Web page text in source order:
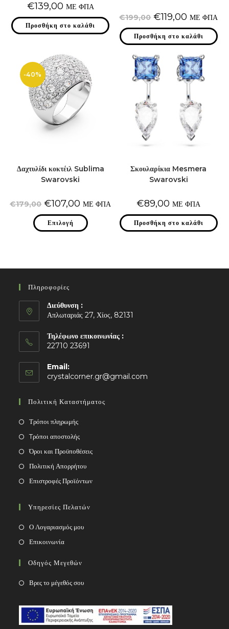
€139,00 ΜΕ ΦΠΑ
Προσθήκη στο καλάθι
€199,00 Original
price
was:
€199,00.
€119,00 Η
τρέχουσα
τιμή
είναι:
€119,00.
ΜΕ ΦΠΑ
Προσθήκη στο καλάθι
-40%
Δαχτυλίδι κοκτέιλ Sublima
Swarovski
€179,00 Original
price
was:
€179,00.
€107,00 Η
τρέχουσα
τιμή
είναι:
€107,00.
ΜΕ ΦΠΑ
Επιλογή
Αυτό
το
επιλογές
του
προϊόντος
Σκουλαρίκια Mesmera
Swarovski
€89,00 ΜΕ ΦΠΑ
Προσθήκη στο καλάθι
Πληροφορίες
Διεύθυνση :
Απλωταριάς 27, Χίος, 82131
Τηλέφωνο επικοινωνίας :
22710 23691
Email:
crystalcorner.gr@gmail.com
Πολιτική Καταστήματος
Τρόποι πληρωμής
Tρόποι αποστολής
Όροι και Προϋποθέσεις
Πολιτική Απορρήτου
Επιστροφές Προϊόντων
Υπηρεσίες Πελατών
Ο Λογαριασμός μου
Επικοινωνία
Οδηγός Μεγεθών
Βρες το μέγεθός σου